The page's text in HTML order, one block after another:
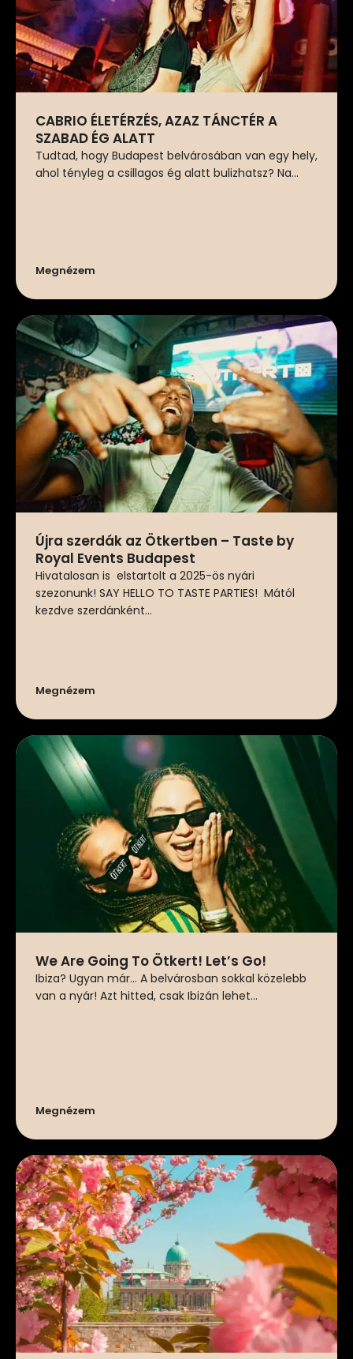
CABRIO ÉLETÉRZÉS, AZAZ TÁNCTÉR A
SZABAD ÉG ALATT
Tudtad, hogy Budapest belvárosában van egy hely,
ahol tényleg a csillagos ég alatt bulizhatsz? Na...
Megnézem
Újra szerdák az Ötkertben – Taste by
Royal Events Budapest
Hivatalosan is elstartolt a 2025-ös nyári
szezonunk! SAY HELLO TO TASTE PARTIES! Mától
kezdve szerdánként...
Megnézem
We Are Going To Ötkert! Let’s Go!
Ibiza? Ugyan már… A belvárosban sokkal közelebb
van a nyár! Azt hitted, csak Ibizán lehet...
Megnézem